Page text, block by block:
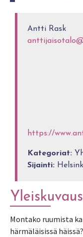
Antti Rask
https://
Kategoriat:
Sijainti:
Yleiskuvaus
Montako ruumista
härmäläisissä